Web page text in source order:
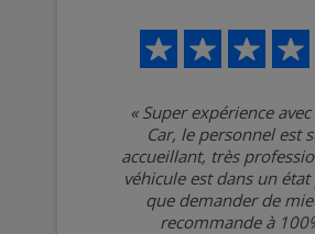
« Super expérience avec
Car, le personnel est
accueillant, très
véhicule est dans un
que demander de
recommande à